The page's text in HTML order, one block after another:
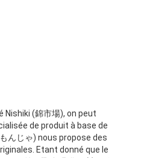
Nishiki (錦市場), on peut
de produit à base de
んじゃ) nous propose des
Etant donné que le